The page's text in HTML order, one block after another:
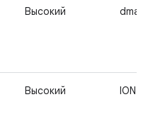
Высокий dma-
Высокий ION